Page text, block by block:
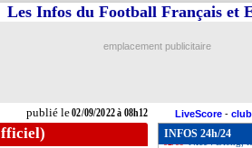
publié le02/09/2022 à 08h12
Les Infos du Football Français et
emplacement publicitaire
LiveScore -
INFOS 24h/24
02/09 Atletico:
02/09 Chelsea : les
02/09 Benfica
02/09 Nottingham:
02/09 OM: Tudor,
: Dieng,